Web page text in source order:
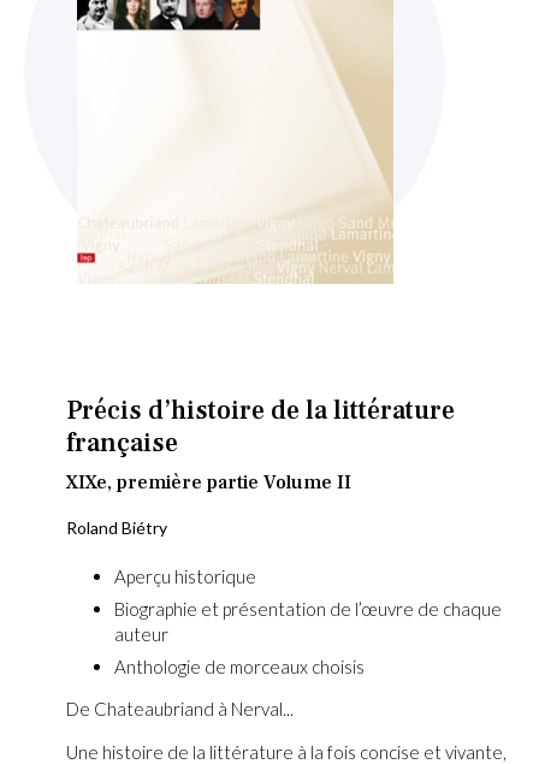
Précis d’histoire de la littérature
française
XIXe, première partie Volume II
Roland Biétry
Aperçu historique
Biographie et présentation de l’œuvre de chaque
auteur
Anthologie de morceaux choisis
De Chateaubriand à Nerval...
Une histoire de la littérature à la fois concise et vivante,
images
beginning
of
the
images